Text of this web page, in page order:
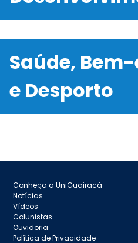
Saúde,
e Desporto
Conheça a UniGuairacá
Notícias
Vídeos
Colunistas
Ouvidoria
Política de Privacidade